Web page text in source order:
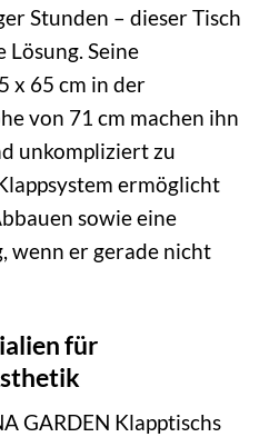
Stunden – dieser Tisch
Lösung. Seine
x 65 cm in der
von 71 cm machen ihn
unkompliziert zu
ermöglicht
sowie eine
wenn er gerade nicht
für
GARDEN Klapptischs